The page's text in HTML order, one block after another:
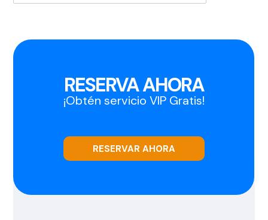
RESERVA AHORA
¡Obtén servicio VIP Gratis!
RESERVAR AHORA